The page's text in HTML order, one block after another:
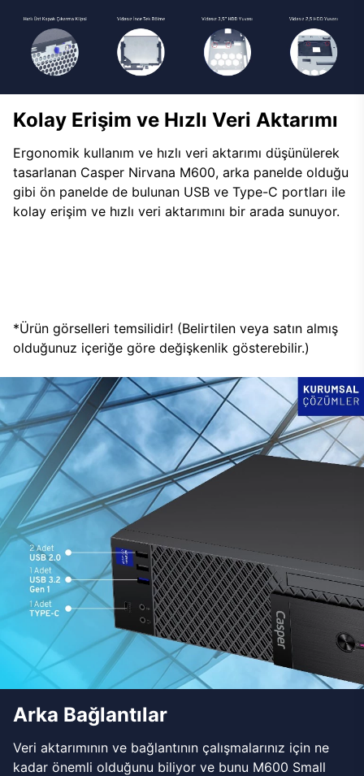
Kolay Erişim ve Hızlı Veri Aktarımı
Ergonomik kullanım ve hızlı veri aktarımı düşünülerek
tasarlanan Casper Nirvana M600, arka panelde olduğu
gibi ön panelde de bulunan USB ve Type-C portları ile
kolay erişim ve hızlı veri aktarımını bir arada sunuyor.
*Ürün görselleri temsilidir! (Belirtilen veya satın almış
olduğunuz içeriğe göre değişkenlik gösterebilir.)
Arka Bağlantılar
Veri aktarımının ve bağlantının çalışmalarınız için ne
kadar önemli olduğunu biliyor ve bunu M600 Small